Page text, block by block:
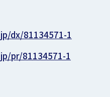
dx/81134571-1
pr/81134571-1